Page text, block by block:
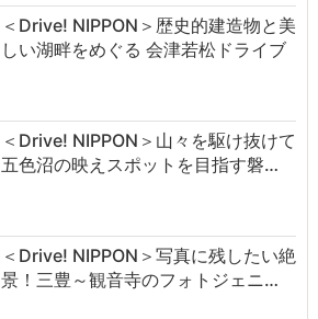
＜Drive! NIPPON＞歴史的建造物と美
しい湖畔をめぐる 会津若松ドライブ
＜Drive! NIPPON＞山々を駆け抜けて
五色沼の映えスポットを目指す磐…
＜Drive! NIPPON＞写真に残したい絶
景！三豊～観音寺のフォトジェニ…